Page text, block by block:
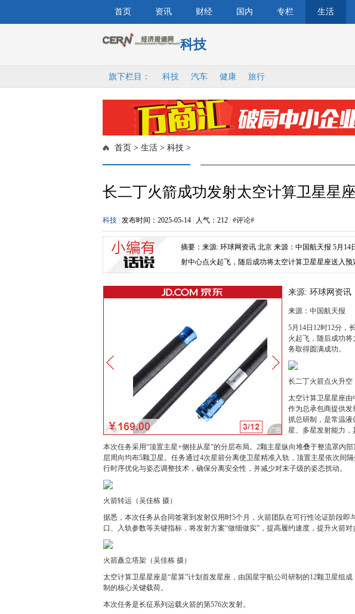
首页 资讯 财经 国内 专栏 生活
科技
旗下栏目： 科技 汽车 健康 旅行
首页 > 生活 > 科技 >
长二丁火箭成功发射太空计算卫星星座
科技 发布时间：2025-05-14 人气： 212 #评论#
摘要：来源: 环球网资讯 北京 来源：中国航天报 5月
射中心点火起飞，随后成功将太空计算卫星星座送入
来源: 环球网资讯
来源：中国航天报
5月14日12时12分，
火起飞，随后成功
务取得圆满成功。
长二丁火箭点火升空
太空计算卫星星座
作为总承包商提供
抓总研制，是常温
星、多星发射能力，
本次任务采用“顶置主星+侧挂从星”的分层布局。2颗主星纵向堆叠于整流罩内
层周向均布5颗卫星。任务通过4次星箭分离使卫星精准入轨，顶置主星依次间
行时序优化与姿态调整技术，确保分离安全性，并减少对末子级的姿态扰动。
火箭转运（吴佳栋 摄）
据悉，本次任务从合同签署到发射仅用时5个月，火箭团队在可行性论证阶段即
口、入轨参数等关键指标，将发射方案“做细做实”，提高履约速度，提升火箭对
火箭矗立塔架（吴佳栋 摄）
太空计算卫星星座是“星算”计划首发星座，由国星宇航公司研制的12颗卫星组
制的核心关键载荷。
本次任务是长征系列运载火箭的第576次发射。